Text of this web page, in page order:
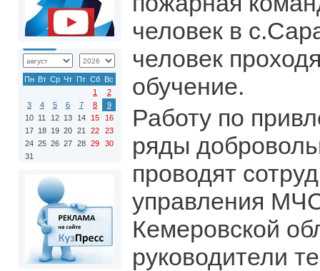
Пн Вт Ср Чт Пт Сб Вс
1
2
3
4 5 6 7 8
9
10 11 12 13 14 15
16
17 18 19 20 21 22
23
24 25 26 27 28 29
30
31
человек в
человек
обучение.
Работу по
ряды
проводят
управления
Кемеровской
руководители